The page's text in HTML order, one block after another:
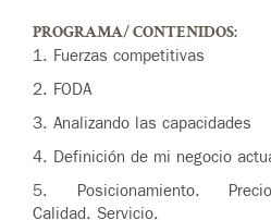
PROGRAMA/ CONTENIDOS:
1. Fuerzas competitivas
2. FODA
3. Analizando las capacidades
4. Definición de mi negocio
5. Posicionamiento.
Calidad. Servicio.